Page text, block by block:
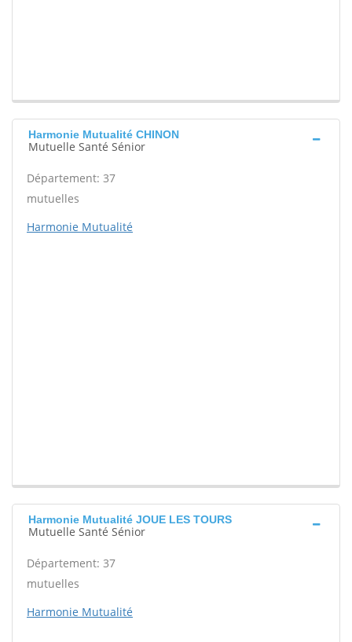
Harmonie Mutualité CHINON
Mutuelle Santé Sénior
Département: 37
mutuelles
Harmonie Mutualité
Harmonie Mutualité JOUE LES TOURS
Mutuelle Santé Sénior
Département: 37
mutuelles
Harmonie Mutualité